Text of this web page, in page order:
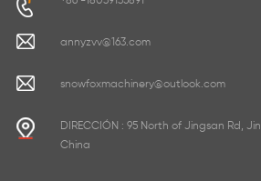
annyzvv@163.com
snowfoxmachinery@outlook.com
DIRECCIÓN : 95 North of Jingsan Rd,
China